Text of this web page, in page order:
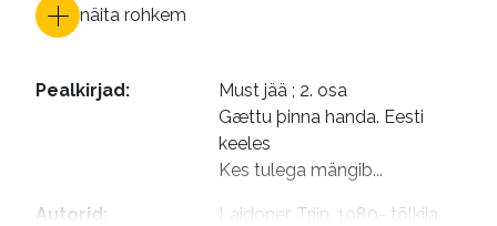
näita rohkem
Pealkirjad:
Must jää ; 2. osa
Gættu þinna handa. Eesti
keeles
Kes tulega mängib...
Autorid:
Laidoner, Triin, 1980- tõlkija